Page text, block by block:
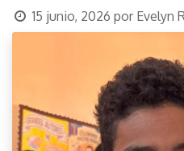
15 junio, 2026 por Evelyn